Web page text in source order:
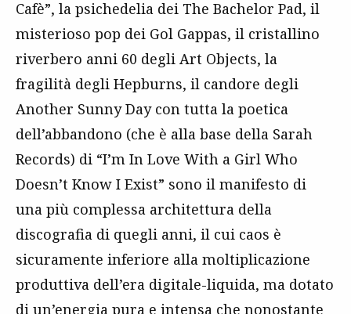
Cafè”, la psichedelia dei The Bachelor Pad, il
misterioso pop dei Gol Gappas, il cristallino
riverbero anni 60 degli Art Objects, la
fragilità degli Hepburns, il candore degli
Another Sunny Day con tutta la poetica
dell’abbandono (che è alla base della Sarah
Records) di “I’m In Love With a Girl Who
Doesn’t Know I Exist” sono il manifesto di
una più complessa architettura della
discografia di quegli anni, il cui caos è
sicuramente inferiore alla moltiplicazione
produttiva dell’era digitale-liquida, ma dotato
di un’energia pura e intensa che nonostante